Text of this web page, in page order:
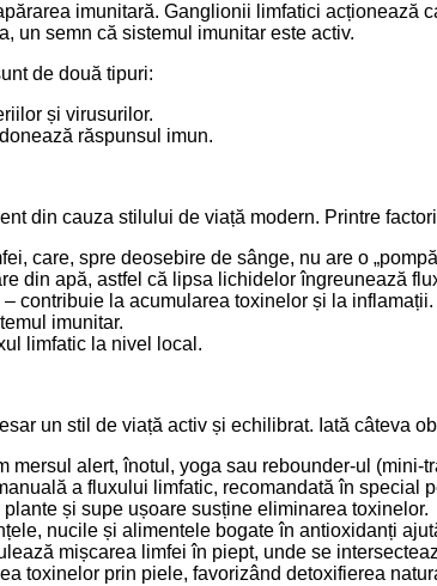
imunitară. Ganglionii limfatici acționează
un semn că sistemul imunitar este activ.
de două tipuri:
și virusurilor.
răspunsul imun.
din cauza stilului de viață modern. Printre
care, spre deosebire de sânge, nu are o
din apă, astfel că lipsa lichidelor îngreunează
– contribuie la acumularea toxinelor și la inflamații.
imunitar.
limfatic la nivel local.
un stil de viață activ și echilibrat. Iată câteva
mersul alert, înotul, yoga sau rebounder-ul (mini-
a fluxului limfatic, recomandată în special
și supe ușoare susține eliminarea toxinelor.
nucile și alimentele bogate în antioxidanți
mișcarea limfei în piept, unde se
toxinelor prin piele, favorizând detoxifierea